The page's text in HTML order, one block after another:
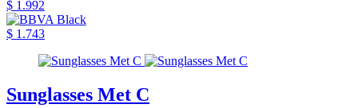
$ 1.992
$ 1.743
Sunglasses Met C